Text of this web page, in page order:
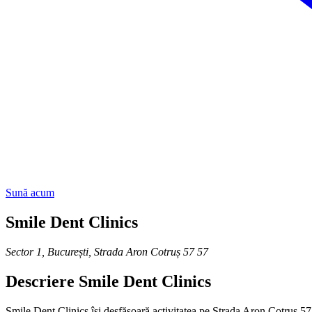
Sună acum
Smile Dent Clinics
Sector 1, București Strada Aron Cotruș 57 57
Descriere Smile Dent Clinics